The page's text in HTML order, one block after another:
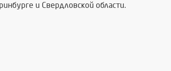
и Свердловской области.